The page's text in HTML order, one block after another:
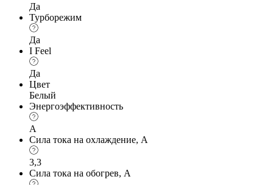
Да
Турборежим
Да
I Feel
Да
Цвет
Белый
Энергоэффективность
A
Сила тока на охлаждение, А
3,3
Сила тока на обогрев, А